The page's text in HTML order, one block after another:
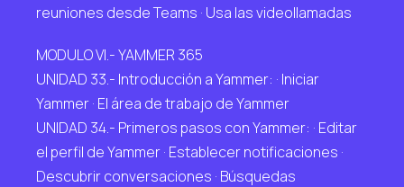
reuniones desde Teams · Usa las videollamadas
MODULO VI.- YAMMER 365
UNIDAD 33.- Introducción a Yammer: · Iniciar
Yammer · El área de trabajo de Yammer
UNIDAD 34.- Primeros pasos con Yammer: · Editar
el perfil de Yammer · Establecer notificaciones ·
Descubrir conversaciones · Búsquedas